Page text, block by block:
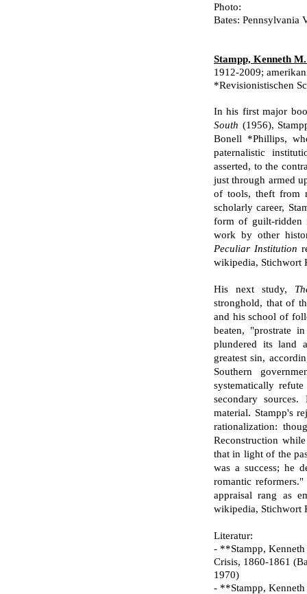
Photo:
Bates: Pennsylvania
Stampp, Kenneth
1912-2009;
*Revisionistischen
In his first major
South (1956),
Bonell *Phillips,
paternalistic
asserted, to the
just through armed
of tools, theft from
scholarly career,
form of guilt-ridden
work by other
Peculiar Institution
wikipedia, Stichwort
His next study,
stronghold, that of
and his school of
beaten, "prostrate
plundered its land
greatest sin,
Southern
systematically
secondary
material. Stampp's
rationalization:
Reconstruction
that in light of the
was a success; he
romantic
appraisal rang as
wikipedia, Stichwort
Literatur:
- **Stampp, Kenneth
Crisis, 1860-1861
1970)
- **Stampp,